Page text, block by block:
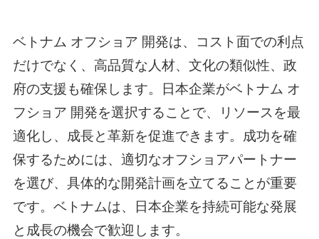
ベトナム オフショア 開発は、コスト面での利点
だけでなく、高品質な人材、文化の類似性、政
府の支援も確保します。日本企業がベトナム オ
フショア 開発を選択することで、リソースを最
適化し、成長と革新を促進できます。成功を確
保するためには、適切なオフショアパートナー
を選び、具体的な開発計画を立てることが重要
です。ベトナムは、日本企業を持続可能な発展
と成長の機会で歓迎します。